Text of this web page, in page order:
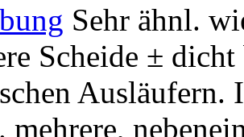
Sehr ähnl.
Scheide ±
Ausläufern.
mehrere,